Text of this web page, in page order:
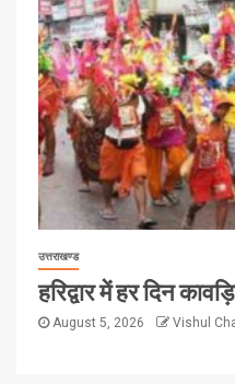
उत्तराखण्ड
हरिद्वार में हर दिन
August 5, 2026 Vishul